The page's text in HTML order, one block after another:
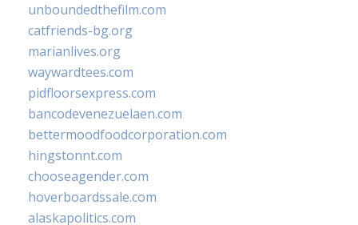
unboundedthefilm.com
catfriends-bg.org
marianlives.org
waywardtees.com
pidfloorsexpress.com
bancodevenezuelaen.com
bettermoodfoodcorporation.com
hingstonnt.com
chooseagender.com
hoverboardssale.com
alaskapolitics.com